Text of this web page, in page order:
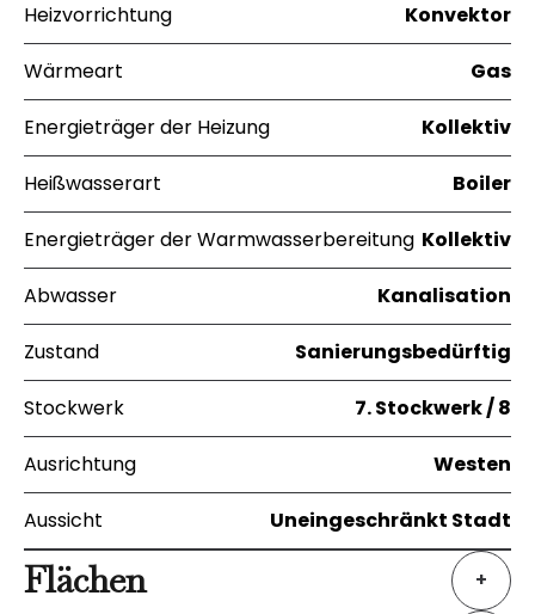
Heizvorrichtung Konvektor
Wärmeart Gas
Energieträger der Heizung Kollektiv
Heißwasserart Boiler
Energieträger der Warmwasserbereitung Kollektiv
Abwasser Kanalisation
Zustand Sanierungsbedürftig
Stockwerk 7. Stockwerk / 8
Ausrichtung Westen
Aussicht Uneingeschränkt Stadt
Flächen +